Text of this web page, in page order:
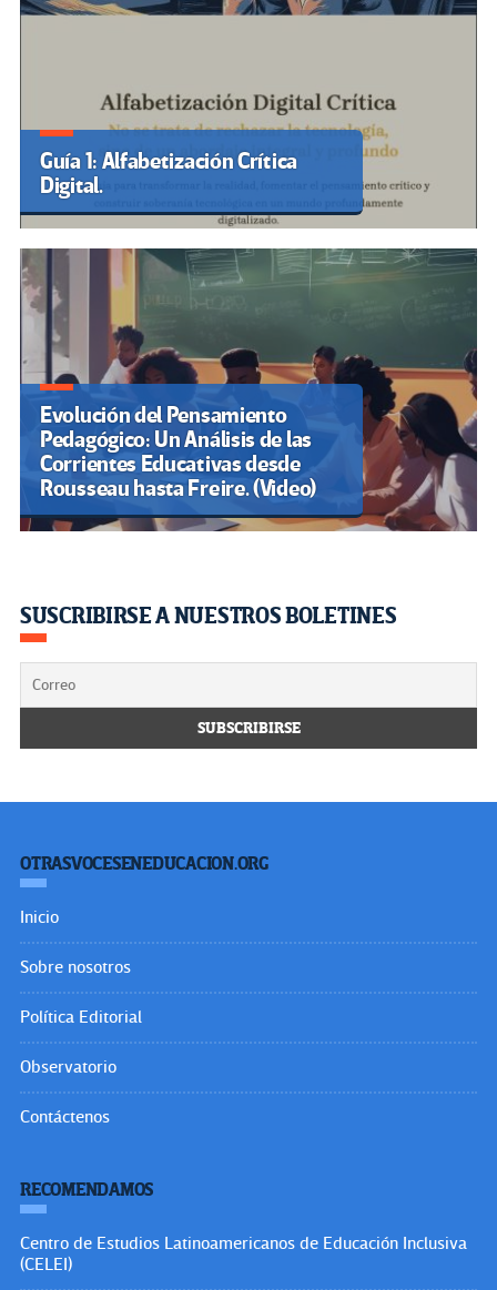
Guía 1: Alfabetización Crítica
Digital.
Evolución del Pensamiento
Pedagógico: Un Análisis de las
Corrientes Educativas desde
Rousseau hasta Freire. (Video)
SUSCRIBIRSE A NUESTROS BOLETINES
OTRASVOCESENEDUCACION.ORG
Inicio
Sobre nosotros
Política Editorial
Observatorio
Contáctenos
RECOMENDAMOS
Centro de Estudios Latinoamericanos de Educación Inclusiva
(CELEI)